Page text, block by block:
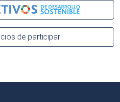
de participar